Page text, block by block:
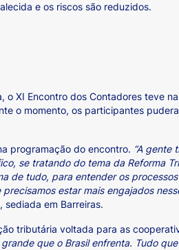
e os riscos são reduzidos.
XI Encontro dos Contadores teve
o momento, os participantes
programação do encontro. “A gente
se tratando do tema da Reforma
de tudo, para entender os
estar mais engajados
em Barreiras.
tributária voltada para as
que o Brasil enfrenta. Tudo